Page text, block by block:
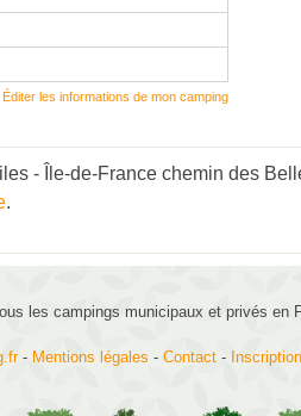
Éditer les informations de mon camping
- Île-de-France chemin des
.
les campings municipaux et privés en
- Mentions légales - Contact-